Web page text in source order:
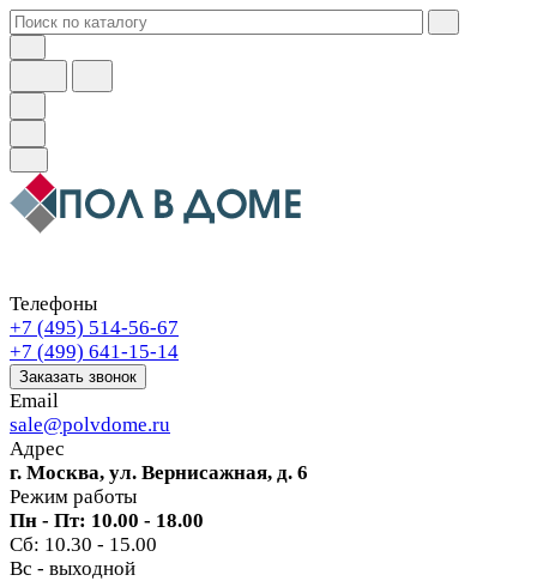
Телефоны
+7 (495) 514-56-67
+7 (499) 641-15-14
Заказать звонок
Email
sale@polvdome.ru
Адрес
г. Москва, ул. Вернисажная, д. 6
Режим работы
Пн - Пт: 10.00 - 18.00
Сб: 10.30 - 15.00
Вс - выходной